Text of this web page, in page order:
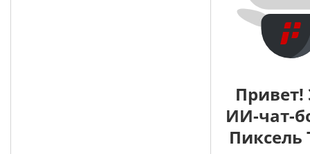
Привет!
ИИ-чат-
Пиксель